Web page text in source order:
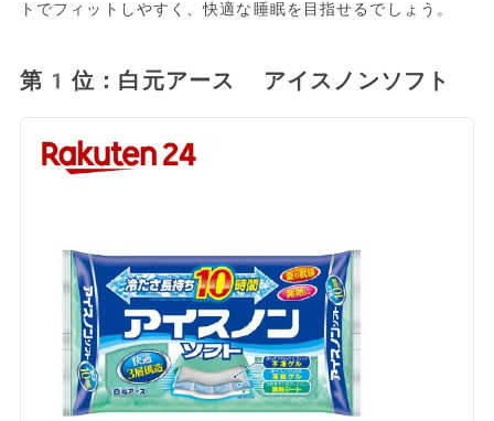
トでフィットしやすく、快適な睡眠を目指せるでしょう。
第1位：白元アース アイスノンソフト